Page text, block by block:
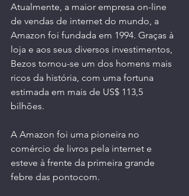
Atualmente, a maior empresa on-line
de vendas de internet do mundo, a
Amazon foi fundada em 1994. Graças à
loja e aos seus diversos investimentos,
Bezos tornou-se um dos homens mais
ricos da história, com uma fortuna
estimada em mais de US$ 113,5
bilhões.
A Amazon foi uma pioneira no
comércio de livros pela internet e
esteve à frente da primeira grande
febre das pontocom.